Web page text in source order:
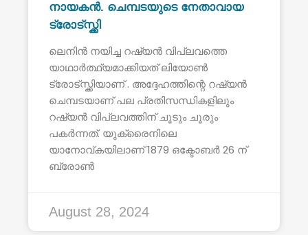
നായകൻ. ചെമ്പടയുടെ നേതാവായ
ട്രോട്സ്ക്കി
ലെനിൻ നയിച്ച റഷ്യൻ വിപ്ലവത്തെ
യാഥാർത്ഥ്യമാക്കിയത് ലിയോൺ
ട്രോട്സ്ക്കിയാണ് . അദ്ദേഹത്തിന്റെ റഷ്യൻ
ചെമ്പടയാണ് പല പ്രതിസന്ധികളിലും
റഷ്യൻ വിപ്ലവത്തിന് ചൂടും ചൂരും
പകർന്നത്. യുക്രൈനിലെ
യാനോവ്കയിലാണ് 1879 ഒക്ടോബർ 26 ന്
ബ്രോൺ
August 28, 2024